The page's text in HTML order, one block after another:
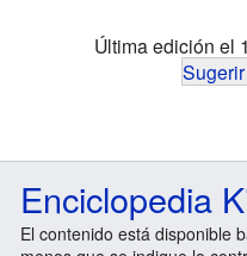
Última edición el
Enciclopedia
El contenido está disponible